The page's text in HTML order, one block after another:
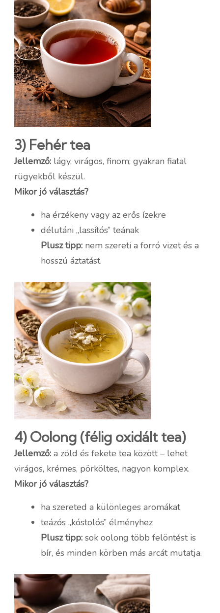
3) Fehér tea
Jellemző: lágy, virágos, finom; gyakran fiatal
rügyekből készül.
Mikor jó választás?
ha érzékeny vagy az erős ízekre
délutáni „lassítós” teának
Plusz tipp: nem szereti a forró vizet és a
hosszú áztatást.
4) Oolong (félig oxidált tea)
Jellemző: a zöld és fekete tea között – lehet
virágos, krémes, pörköltes, nagyon komplex.
Mikor jó választás?
ha szereted a különleges aromákat
teázós „kóstolós” élményhez
Plusz tipp: sok oolong több felöntést is
bír, és minden körben más arcát mutatja.